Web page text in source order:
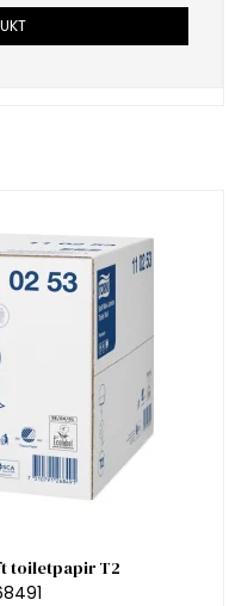
toiletpapir T2